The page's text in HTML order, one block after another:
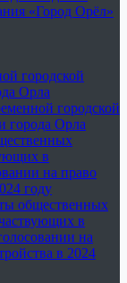
«Город Орёл»
городской
Орла
городской
города Орла
в
на право
году
общественных
в
на
в 2024